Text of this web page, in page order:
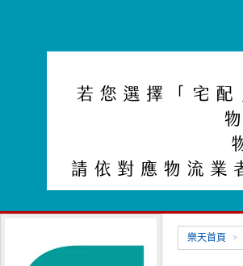
樂天首頁 >